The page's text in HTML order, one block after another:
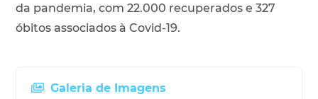
da pandemia, com 22.000 recuperados e 327
óbitos associados à Covid-19.
Galeria de Imagens